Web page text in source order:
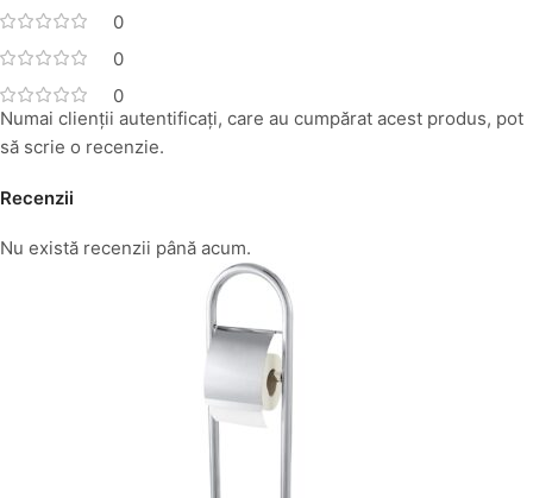
0
0
0
Recenzii
Nu există recenzii până acum.
Numai clienții autentificați, care au cumpărat acest produs, pot
să scrie o recenzie.